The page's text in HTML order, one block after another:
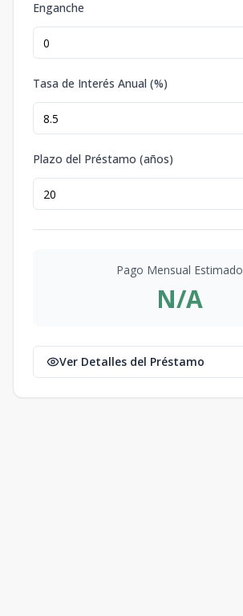
Enganche
Tasa de Interés Anual (%)
Plazo del Préstamo (años)
Pago Mensual Estimado
N/A
Ver Detalles del Préstamo